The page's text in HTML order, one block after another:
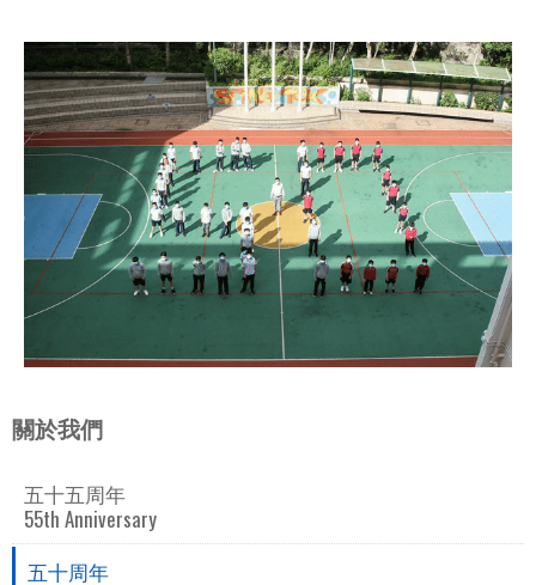
關於我們
五十五周年
55th Anniversary
五十周年